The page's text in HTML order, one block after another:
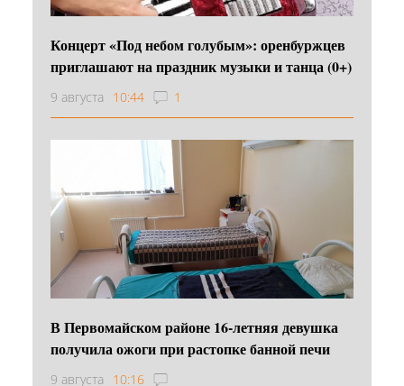
Концерт «Под небом голубым»: оренбуржцев
приглашают на праздник музыки и танца (0+)
9 августа 10:44 1
В Первомайском районе 16‑летняя девушка
получила ожоги при растопке банной печи
9 августа 10:16